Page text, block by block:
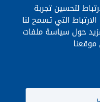
لتحسين تجربة
التي تسمح لنا
حول سياسة ملفات